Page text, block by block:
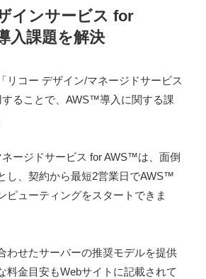
インサービス for
入課題を解決
リコー デザイン/マネージドサービス
ることで、AWS™導入に関する課
ージドサービス for AWS™は、面倒
し、契約から最短2営業日でAWS™
ピューティングをスタートできま
わせたサーバーの推奨モデルを提供
料金目安もWebサイトに記載されて